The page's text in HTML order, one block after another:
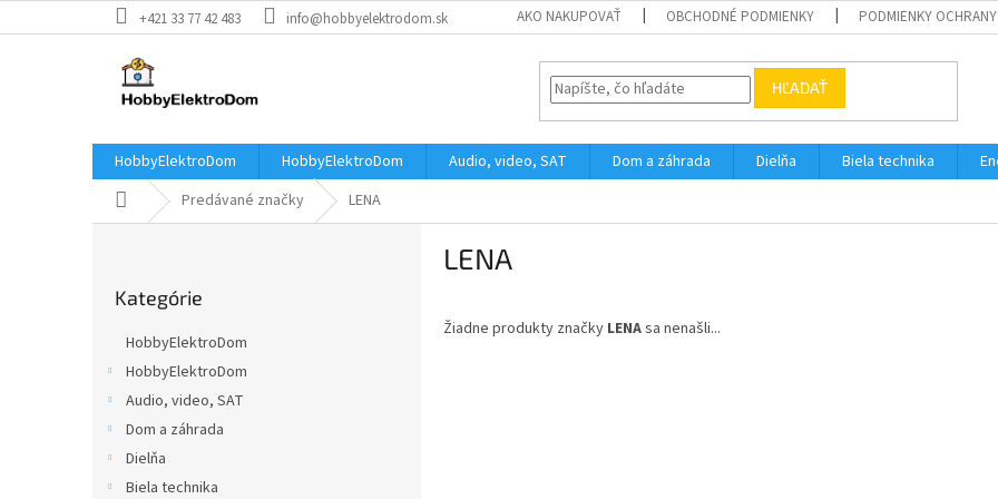
na
+421 33 77 42 483 info@hobbyelektrodom.sk AKO NAKUPOVAŤ OBCHODNÉ PODMIENKY PODMIENKY OCHRANY
HĽADAŤ
HobbyElektroDom HobbyElektroDom Audio, video, SAT Dom a záhrada Dielňa Biela technika
DomovPredávané značky LENA
kategórie
Kategórie
HobbyElektroDom
HobbyElektroDom
Audio, video, SAT
Dom a záhrada
Dielňa
Biela technika
LENA
Žiadne produkty značky LENAsa nenašli...